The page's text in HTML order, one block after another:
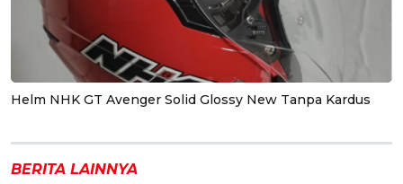
Helm NHK GT Avenger Solid Glossy New Tanpa Kardus
BERITA LAINNYA